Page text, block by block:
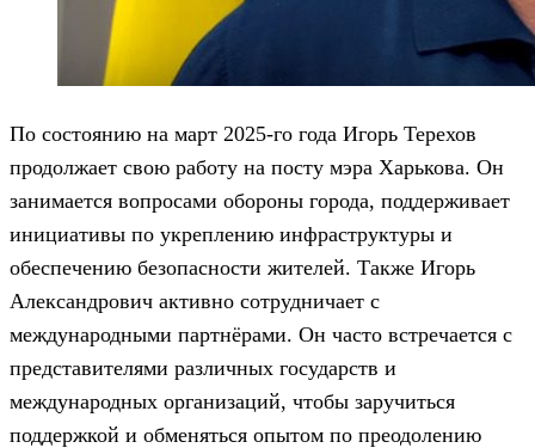
По состоянию на март 2025-го года Игорь Терехов
продолжает свою работу на посту мэра Харькова. Он
занимается вопросами обороны города, поддерживает
инициативы по укреплению инфраструктуры и
обеспечению безопасности жителей. Также Игорь
Александрович активно сотрудничает с
международными партнёрами. Он часто встречается с
представителями различных государств и
международных организаций, чтобы заручиться
поддержкой и обменяться опытом по преодолению